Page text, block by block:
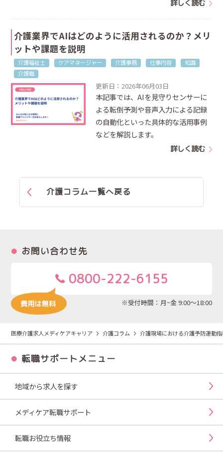
詳しく読む
介護業界でAIはどのように活用されるのか？メリ
ットや課題を説明
介護福祉士 ケアマネージャー 介護事務 仕事内容
知識
介護職
更新日：2026年06月03日
本記事では、AIを見守りセンサーに
よる転倒予測や音声入力による記録
の自動化といった具体的な活用事例
などを解説します。
詳しく読む
介護コラム一覧へ戻る
お問い合わせ先
0800-222-6155
※受付時間：月~金 9:00～18:00
医療介護求人メディケアキャリア 介護コラム 介護現場における介護予防運動
転職サポートメニュー
地域から求人を探す
メディケア転職サポート
転職お役立ち情報